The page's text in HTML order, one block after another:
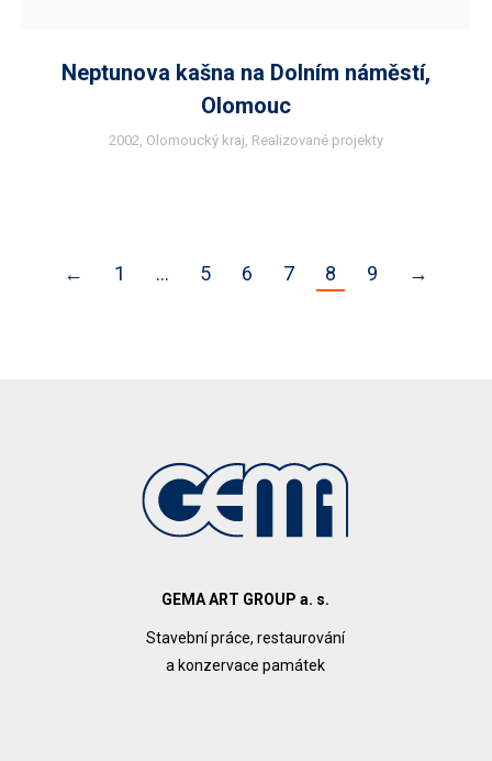
Neptunova kašna na Dolním náměstí,
Olomouc
2002 Olomoucký kraj Realizované projekty
← 1 … 5 6 7 8 9 →
GEMA ART GROUP a. s.
Stavební práce, restaurování
a konzervace památek